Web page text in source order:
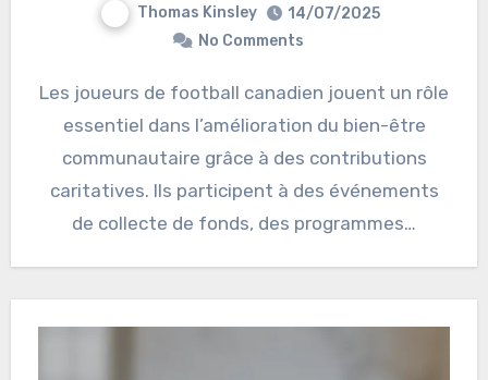
Thomas Kinsley
14/07/2025
No Comments
Les joueurs de football canadien jouent un rôle
essentiel dans l’amélioration du bien-être
communautaire grâce à des contributions
caritatives. Ils participent à des événements
de collecte de fonds, des programmes…